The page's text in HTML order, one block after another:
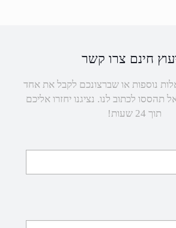
חינם צרו קשר
נוספות או שברצונכם לקבל את אחד
תהססו לכתוב לנו. נציגנו יחזרו אליכם
תוך 24 שעות!